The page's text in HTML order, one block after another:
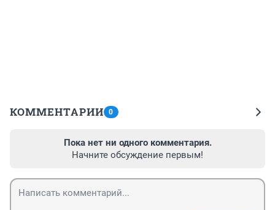
КОММЕНТАРИИ 0
Пока нет ни одного комментария.
Начните обсуждение первым!